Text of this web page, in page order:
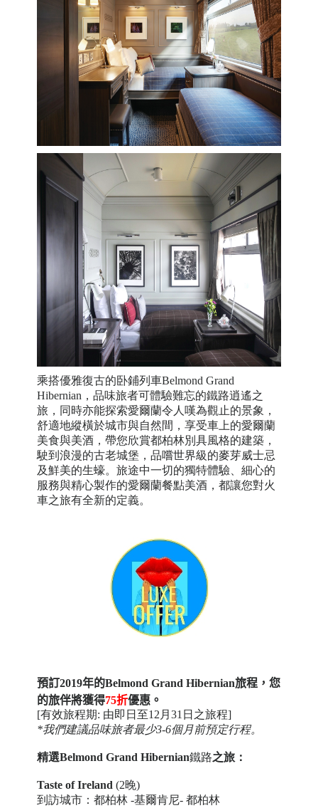
乘搭優雅復古的卧鋪列車Belmond Grand
Hibernian，品味旅者可體驗難忘的鐵路逍遙之
旅，同時亦能探索愛爾蘭令人嘆為觀止的景象，
舒適地縱橫於城市與自然間，享受車上的愛爾蘭
美食與美酒，帶您欣賞都柏林別具風格的建築，
駛到浪漫的古老城堡，品嚐世界級的麥芽威士忌
及鮮美的生蠔。旅途中一切的獨特體驗、細心的
服務與精心製作的愛爾蘭餐點美酒，都讓您對火
車之旅有全新的定義。
預訂2019年的Belmond Grand Hibernian旅程，您
的旅伴將獲得75折優惠。
[有效旅程期: 由即日至12月31日之旅程]
*我們建議品味旅者最少3-6個月前預定行程。
精選Belmond Grand Hibernian鐵路之旅：
Taste of Ireland (2晚)
到訪城市：都柏林 -基爾肯尼- 都柏林